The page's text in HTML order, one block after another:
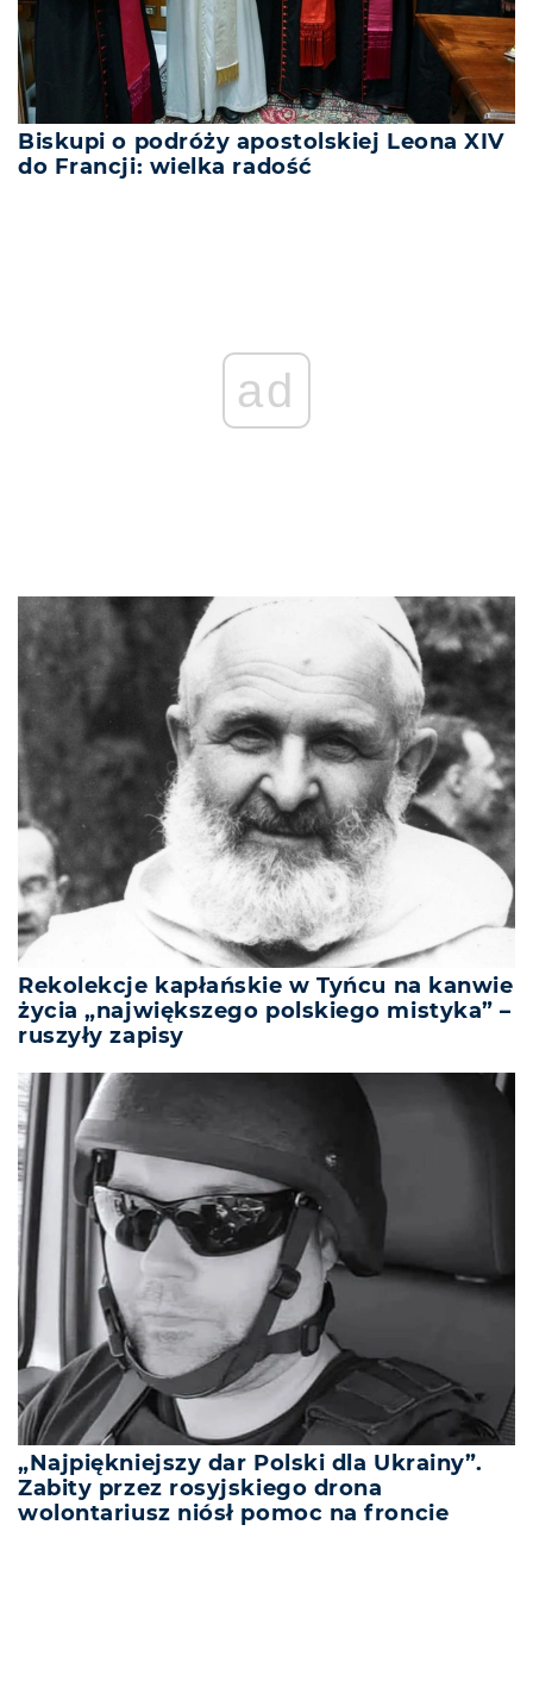
Biskupi o podróży apostolskiej Leona XIV
do Francji: wielka radość
ad
Rekolekcje kapłańskie w Tyńcu na kanwie
życia „największego polskiego mistyka” –
ruszyły zapisy
„Najpiękniejszy dar Polski dla Ukrainy”.
Zabity przez rosyjskiego drona
wolontariusz niósł pomoc na froncie